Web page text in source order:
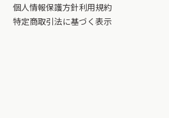
個人情報保護方針利用規約
特定商取引法に基づく表示